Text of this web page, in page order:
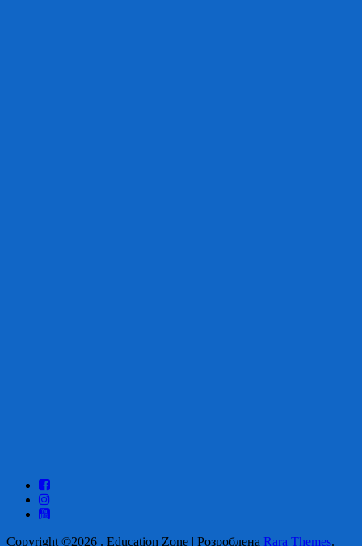
Copyright ©2026 . Education Zone | Розроблена Rara Themes.